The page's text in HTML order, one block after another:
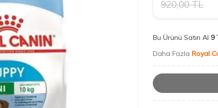
920,00TL
Bu Ürünü Satın Al 9
Daha Fazla Royal